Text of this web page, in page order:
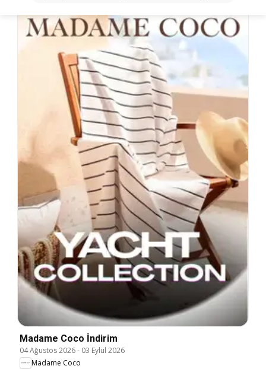
Madame Coco İndirim
04 Ağustos 2026- 03 Eylül 2026
Madame Coco